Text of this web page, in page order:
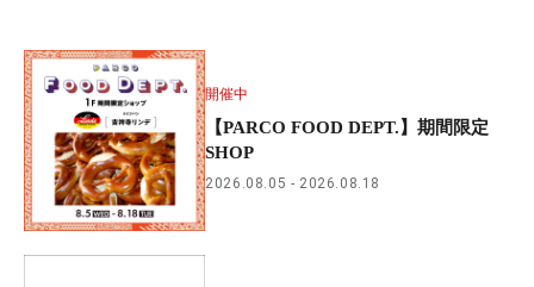
開催中
【PARCO FOOD DEPT.】期間限定
SHOP
2026.08.05 2026.08.18